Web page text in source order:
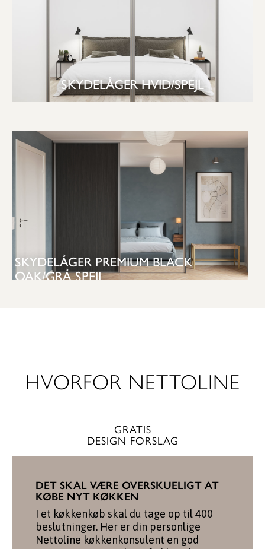
SKYDELÅGER HVID/SPEJL
SKYDELÅGER PREMIUM BLACK
OAK/GRÅ SPEJL
HVORFOR NETTOLINE
GRATIS
DESIGN FORSLAG
DET SKAL VÆRE OVERSKUELIGT AT
KØBE NYT KØKKEN
I et køkkenkøb skal du tage op til 400
beslutninger. Her er din personlige
Nettoline køkkenkonsulent en god